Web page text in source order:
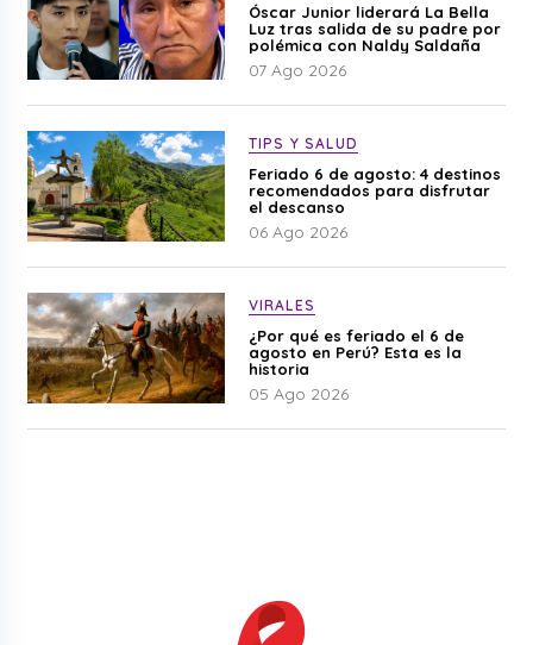
Óscar Junior liderará La Bella
Luz tras salida de su padre por
polémica con Naldy Saldaña
07 Ago 2026
TIPS Y SALUD
Feriado 6 de agosto: 4 destinos
recomendados para disfrutar
el descanso
06 Ago 2026
VIRALES
¿Por qué es feriado el 6 de
agosto en Perú? Esta es la
historia
05 Ago 2026